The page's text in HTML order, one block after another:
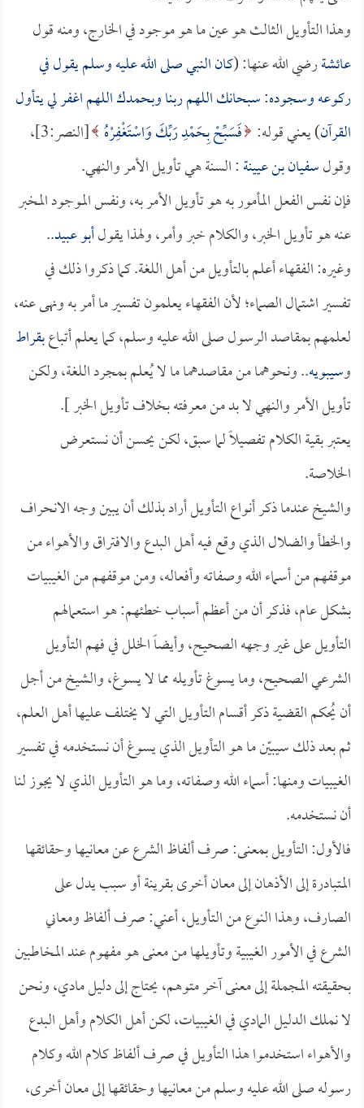
وهذا التأويل الثالث هو عين ما هو موجود في الخارج، ومنه قول
عائشةرضي الله عنها: (كان النبي صلى الله عليه وسلم يقول في
ركوعه وسجوده: سبحانك اللهم ربنا وبحمدك اللهم اغفر لي يتأول
القرآن) يعني قوله: فَسَبِّحْ بِحَمْدِ رَبِّكَ وَاسْتَغْفِرْهُ
[النصر:3]،
وقولسفيان بن عيينة: السنة هي تأويل الأمر والنهي.
فإن نفس الفعل المأمور به هو تأويل الأمر به، ونفس الموجود المخبر
عنه هو تأويل الخبر، والكلام خبر وأمر، ولهذا يقولأبو عبيد..
وغيره: الفقهاء أعلم بالتأويل من أهل اللغة. كما ذكروا ذلك في
تفسير اشتمال الصماء؛ لأن الفقهاء يعلمون تفسير ما أمر به ونهى عنه،
لعلمهم بمقاصد الرسول صلى الله عليه وسلم، كما يعلم أتباعبقراط
وسيبويه.. ونحوهما من مقاصدهما ما لا يُعلم بمجرد اللغة، ولكن
تأويل الأمر والنهي لا بد من معرفته بخلاف تأويل الخبر ].
يعتبر بقية الكلام تفصيلاً لما سبق، لكن يحسن أن نستعرض
الخلاصة.
والشيخ عندما ذكر أنواع التأويل أراد بذلك أن يبين وجه الانحراف
والخطأ والضلال الذي وقع فيه أهل البدع والافتراق والأهواء من
موقفهم من أسماء الله وصفاته وأفعاله، ومن موقفهم من الغيبيات
بشكل عام، فذكر أن من أعظم أسباب خطئهم: هو استعمالهم
التأويل على غير وجهه الصحيح، وأيضاً الخلل في فهم التأويل
الشرعي الصحيح، وما يسوغ تأويله مما لا يسوغ، والشيخ من أجل
أن يُحكم القضية ذكر أقسام التأويل التي لا يختلف عليها أهل العلم،
ثم بعد ذلك سيبيّن ما هو التأويل الذي يسوغ أن نستخدمه في تفسير
الغيبيات ومنها: أسماء الله وصفاته، وما هو التأويل الذي لا يجوز لنا
أن نستخدمه.
فالأول: التأويل بمعنى: صرف ألفاظ الشرع عن معانيها وحقائقها
المتبادرة إلى الأذهان إلى معان أخرى بقرينة أو سبب يدل على
الصارف، وهذا النوع من التأويل، أعني: صرف ألفاظ ومعاني
الشرع في الأمور الغيبية وتأويلها من معنى هو مفهوم عند المخاطبين
بحقيقته المجملة إلى معنى آخر متوهم، يحتاج إلى دليل مادي، ونحن
لا نملك الدليل المادي في الغيبيات، لكن أهل الكلام وأهل البدع
والأهواء استخدموا هذا التأويل في صرف ألفاظ كلام الله وكلام
رسوله صلى الله عليه وسلم من معانيها وحقائقها إلى معان أخرى،